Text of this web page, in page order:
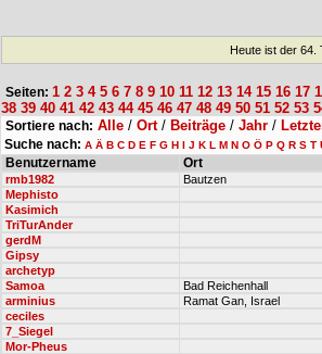
Heute ist der 64.
Seiten: 1 2 3 4 5 6 7 8 9 10 11 12 13 14 15 16 17
38 39 40 41 42 43 44 45 46 47 48 49 50 51 52 53
Sortiere nach: Alle / Ort/ Beiträge / Jahr /
Suche nach: A Ä B C D E F G H I J K L M N O Ö P Q R S T
Benutzername Ort
rmb1982 Bautzen
Mephisto
Kasimich
TriTurAnder
gerdM
Gipsy
archetyp
Samoa
Bad Reichenhall
arminius
Ramat Gan, Israel
ceciles
7_Siegel
Mor-Pheus